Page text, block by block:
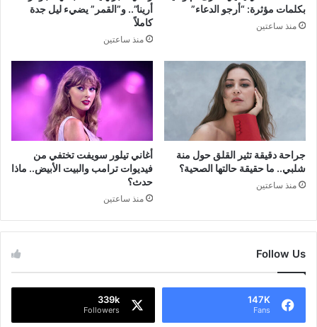
بكلمات مؤثرة: “أرجو الدعاء”
منذ ساعتين
أرينا”.. و”القمر” يضيء ليل جدة
كاملاً
منذ ساعتين
جراحة دقيقة تثير القلق حول منة
شلبي.. ما حقيقة حالتها الصحية؟
منذ ساعتين
أغاني تيلور سويفت تختفي من
فيديوات ترامب والبيت الأبيض.. ماذا
حدث؟
منذ ساعتين
Follow Us
147K
Fans
339k
Followers